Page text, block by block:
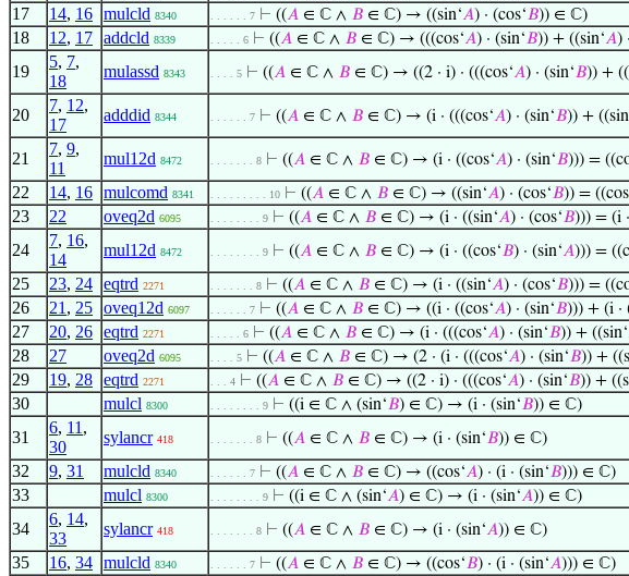
17 14, 16 mulcld 8340 . . . . . . 7 ⊢ ((𝐴 ∈ ℂ ∧ 𝐵 ∈ ℂ) → ((sin‘𝐴) · (cos‘𝐵)) ∈ ℂ)
18 12, 17 addcld 8339 . . . . . 6 ⊢ ((𝐴 ∈ ℂ ∧ 𝐵 ∈ ℂ) → (((cos‘𝐴) · (sin‘𝐵)) + ((sin‘𝐴)
19
5, 7,
18
mulassd 8343 . . . . 5 ⊢ ((𝐴 ∈ ℂ ∧ 𝐵 ∈ ℂ) → ((2 · i) · (((cos‘𝐴) · (sin‘𝐵)) +
20
7, 12,
17
adddid 8344 . . . . . . 7 ⊢ ((𝐴 ∈ ℂ ∧ 𝐵 ∈ ℂ) → (i · (((cos‘𝐴) · (sin‘𝐵)) +
21
7, 9,
11
mul12d 8472 . . . . . . . 8 ⊢ ((𝐴 ∈ ℂ ∧ 𝐵 ∈ ℂ) → (i · ((cos‘𝐴) · (sin‘𝐵))) =
22 14, 16 mulcomd 8341 . . . . . . . . . 10 ⊢ ((𝐴 ∈ ℂ ∧ 𝐵 ∈ ℂ) → ((sin‘𝐴) · (cos‘𝐵)) =
23 22 oveq2d 6095 . . . . . . . . 9 ⊢ ((𝐴 ∈ ℂ ∧ 𝐵 ∈ ℂ) → (i · ((sin‘𝐴) · (cos‘𝐵))) = (i
24
7, 16,
14
mul12d 8472 . . . . . . . . 9 ⊢ ((𝐴 ∈ ℂ ∧ 𝐵 ∈ ℂ) → (i · ((cos‘𝐵) · (sin‘𝐴))) =
25 23, 24 eqtrd 2271 . . . . . . . 8 ⊢ ((𝐴 ∈ ℂ ∧ 𝐵 ∈ ℂ) → (i · ((sin‘𝐴) · (cos‘𝐵))) =
26 21 , 25 oveq12d 6097 . . . . . . 7 ⊢ ((𝐴 ∈ ℂ ∧ 𝐵 ∈ ℂ) → ((i · ((cos‘𝐴) · (sin‘𝐵))) + (i ·
27 20, 26 eqtrd 2271 . . . . . 6 ⊢ ((𝐴 ∈ ℂ ∧ 𝐵 ∈ ℂ) → (i · (((cos‘𝐴) · (sin‘𝐵)) + ((sin‘
28 27 oveq2d 6095 . . . . 5 ⊢ ((𝐴 ∈ ℂ ∧ 𝐵 ∈ ℂ) → (2 · (i · (((cos‘𝐴) · (sin‘𝐵)) +
29 19, 28 eqtrd 2271 . . . 4 ⊢ ((𝐴 ∈ ℂ ∧ 𝐵 ∈ ℂ) → ((2 · i) · (((cos‘𝐴) · (sin‘𝐵)) +
30 mulcl 8300 . . . . . . . . 9 ⊢ ((i ∈ ℂ ∧ (sin‘𝐵) ∈ ℂ) → (i · (sin‘𝐵)) ∈ ℂ)
31
6, 11 ,
30
sylancr 418 . . . . . . . 8 ⊢ ((𝐴 ∈ ℂ ∧ 𝐵 ∈ ℂ) → (i · (sin‘𝐵)) ∈ ℂ)
32 9, 31 mulcld 8340 . . . . . . 7 ⊢ ((𝐴 ∈ ℂ ∧ 𝐵 ∈ ℂ) → ((cos‘𝐴) · (i · (sin‘𝐵))) ∈ ℂ)
33 mulcl 8300 . . . . . . . . 9 ⊢ ((i ∈ ℂ ∧ (sin‘𝐴) ∈ ℂ) → (i · (sin‘𝐴)) ∈ ℂ)
34
6, 14,
33
sylancr 418 . . . . . . . 8 ⊢ ((𝐴 ∈ ℂ ∧ 𝐵 ∈ ℂ) → (i · (sin‘𝐴)) ∈ ℂ)
35 16, 34 mulcld 8340 . . . . . . 7 ⊢ ((𝐴 ∈ ℂ ∧ 𝐵 ∈ ℂ) → ((cos‘𝐵) · (i · (sin‘𝐴))) ∈ ℂ)